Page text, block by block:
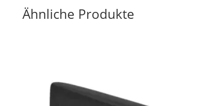
Ähnliche Produkte